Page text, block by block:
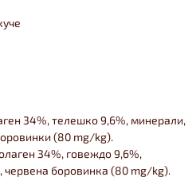
34%, телешко 9,6%, минерали,
(80 mg/kg).
34%, говеждо 9,6%,
боровинка (80 mg/kg).